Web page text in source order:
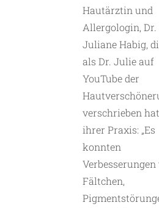
Hautärztin und
Allergologin, Dr.
Juliane Habig,
als Dr. Julie auf
YouTube der
verschrieben
ihrer Praxis: „Es
konnten
Verbesserungen
Fältchen,